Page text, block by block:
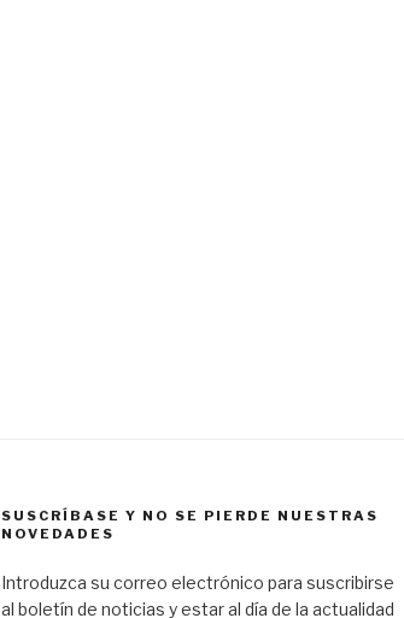
SUSCRÍBASE Y NO SE PIERDE NUESTRAS
NOVEDADES
Introduzca su correo electrónico para suscribirse
al boletín de noticias y estar al día de la actualidad